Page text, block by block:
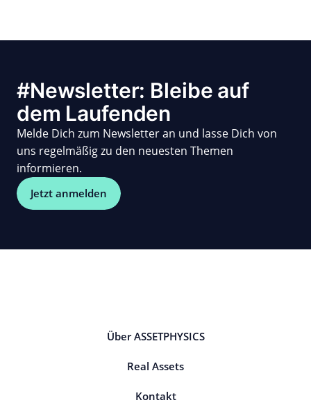
#Newsletter: Bleibe auf
dem Laufenden
Melde Dich zum Newsletter an und lasse Dich von
uns regelmäßig zu den neuesten Themen
informieren.
Jetzt anmelden
Über ASSETPHYSICS
Real Assets
Kontakt